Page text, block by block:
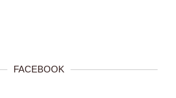
FACEBOOK